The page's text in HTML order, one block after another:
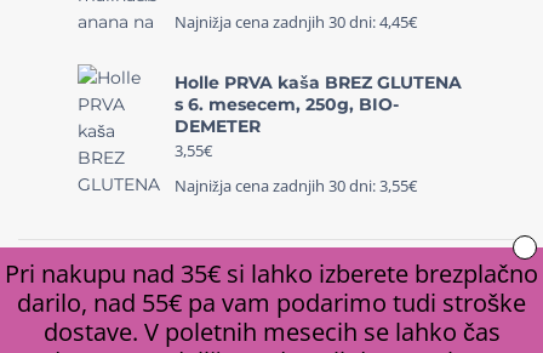
Najnižja cena zadnjih 30 dni:4,45€
Holle PRVA kaša BREZ GLUTENA
s 6. mesecem, 250g, BIO-
DEMETER
3,55€
Najnižja cena zadnjih 30 dni:3,55€
© Copyright 2020, Biomi d.o.o. | Izdelava spletne trgovine -
PIKSL, spletne rešitve
Pri nakupu nad 35€ si lahko izberete brezplačno
darilo, nad 55€ pa vam podarimo tudi stroške
dostave. V poletnih mesecih se lahko čas